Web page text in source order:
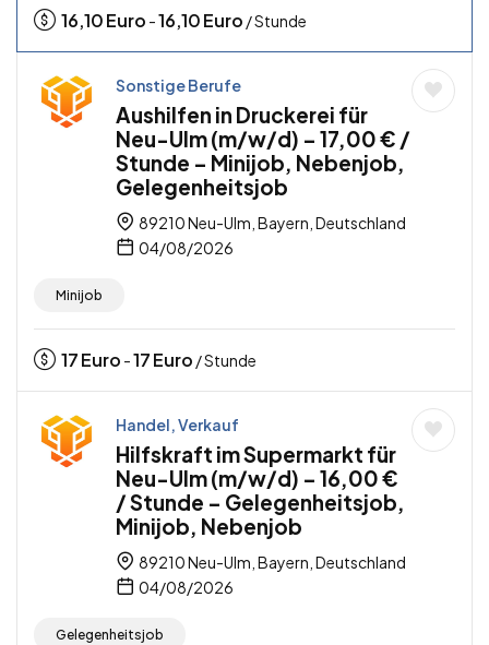
16,10Euro -16,10Euro / Stunde
Sonstige Berufe
Aushilfen in Druckerei für
Neu-Ulm (m/w/d) – 17,00 € /
Stunde – Minijob, Nebenjob,
Gelegenheitsjob
89210 Neu-Ulm, Bayern, Deutschland
04/08/2026
Minijob
17Euro -17Euro / Stunde
Handel, Verkauf
Hilfskraft im Supermarkt für
Neu-Ulm (m/w/d) – 16,00 €
/ Stunde – Gelegenheitsjob,
Minijob, Nebenjob
89210 Neu-Ulm, Bayern, Deutschland
04/08/2026
Gelegenheitsjob